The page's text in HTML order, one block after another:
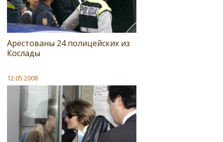
Арестованы 24 полицейских из
Кослады
12.05.2008